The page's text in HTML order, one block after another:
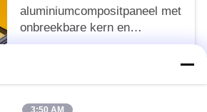
aluminiumcompositpaneel met
onbreekbare kern en
glanzende oppervlakte
3:50 AM